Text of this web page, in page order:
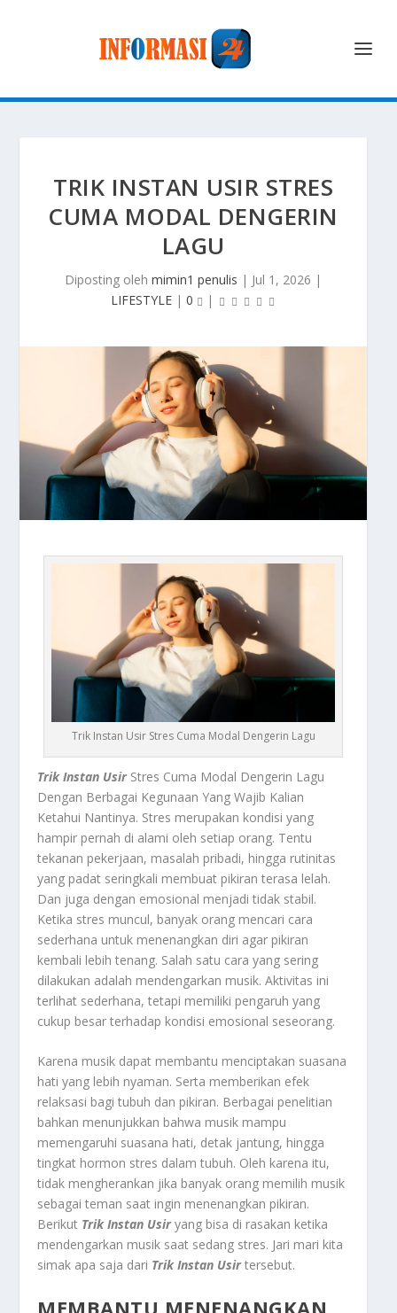
TRIK INSTAN USIR STRES
CUMA MODAL DENGERIN
LAGU
Diposting oleh mimin1 penulis | Jul 1, 2026 |
LIFESTYLE | 0 |
Trik Instan Usir Stres Cuma Modal Dengerin Lagu
Trik Instan UsirStres Cuma Modal Dengerin Lagu
Dengan Berbagai Kegunaan Yang Wajib Kalian
Ketahui Nantinya. Stres merupakan kondisi yang
hampir pernah di alami oleh setiap orang. Tentu
tekanan pekerjaan, masalah pribadi, hingga rutinitas
yang padat seringkali membuat pikiran terasa lelah.
Dan juga dengan emosional menjadi tidak stabil.
Ketika stres muncul, banyak orang mencari cara
sederhana untuk menenangkan diri agar pikiran
kembali lebih tenang. Salah satu cara yang sering
dilakukan adalah mendengarkan musik. Aktivitas ini
terlihat sederhana, tetapi memiliki pengaruh yang
cukup besar terhadap kondisi emosional seseorang.
Karena musik dapat membantu menciptakan suasana
hati yang lebih nyaman. Serta memberikan efek
relaksasi bagi tubuh dan pikiran. Berbagai penelitian
bahkan menunjukkan bahwa musik mampu
memengaruhi suasana hati, detak jantung, hingga
tingkat hormon stres dalam tubuh. Oleh karena itu,
tidak mengherankan jika banyak orang memilih musik
sebagai teman saat ingin menenangkan pikiran.
Berikut Trik Instan Usiryang bisa di rasakan ketika
mendengarkan musik saat sedang stres. Jari mari kita
simak apa saja dari Trik Instan Usirtersebut.
MEMBANTU MENENANGKAN